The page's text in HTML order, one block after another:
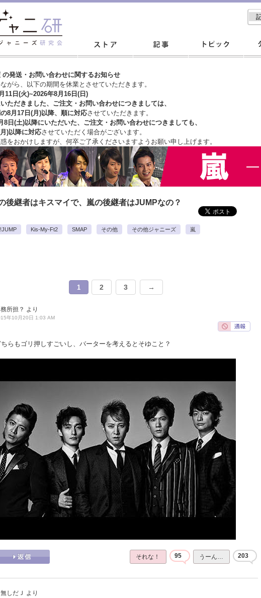
の発送・お問い合わせに関するお知らせ
がら、以下の期間を休業とさせていただきます。
11日(火)~2026年8月16日(日)
ただきました、ご注文・お問い合わせにつきましては、
8月17日(月)以降、順に対応させていただきます。
8日(土)以降にいただいた、ご注文・ お問い合わせにつきましても、
)以降に対応させていただく場合がございます。
をおかけしますが、 何卒ご了承くださいますようお願い申し上げます。
後継者はキスマイで、嵐の後継者はJUMPなの？
Kis-My-Ft2 SMAP その他 その他ジャニーズ 嵐
1 2 3 →
所担？ より
年10月20日 1:03 AM
ちらもゴリ押しすごいし、バーターを考えるとそゆこと？
それな！ 95 うーん… 203
しだＪ より